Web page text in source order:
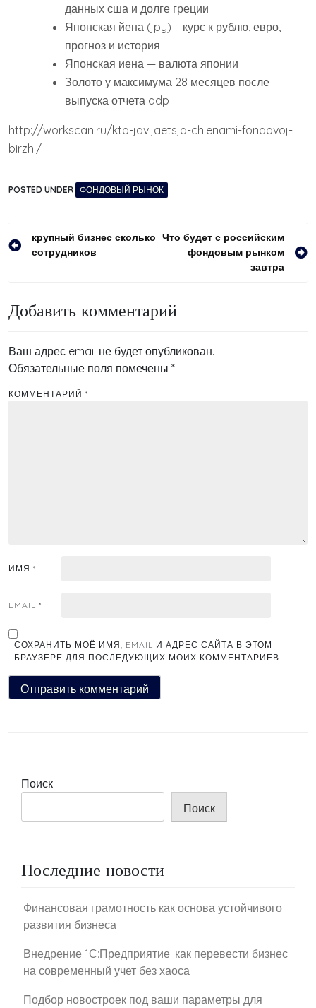
данных сша и долге греции
Японская йена (jpy) – курс к рублю, евро,
прогноз и история
Японская иена — валюта японии
Золото у максимума 28 месяцев после
выпуска отчета adp
http://workscan.ru/kto-javljaetsja-chlenami-fondovoj-
birzhi/
POSTED UNDER ФОНДОВЫЙ РЫНОК
Навигация
крупный бизнес сколько
сотрудников
Что будет с российским
фондовым рынком
завтра
Добавить комментарий
Ваш адрес email не будет опубликован.
Обязательные поля помечены *
КОММЕНТАРИЙ *
ИМЯ *
EMAIL *
СОХРАНИТЬ МОЁ ИМЯ, EMAIL И АДРЕС САЙТА В ЭТОМ
БРАУЗЕРЕ ДЛЯ ПОСЛЕДУЮЩИХ МОИХ КОММЕНТАРИЕВ.
Поиск
Поиск
Последние новости
Финансовая грамотность как основа устойчивого
развития бизнеса
Внедрение 1С:Предприятие: как перевести бизнес
на современный учет без хаоса
Подбор новостроек под ваши параметры для